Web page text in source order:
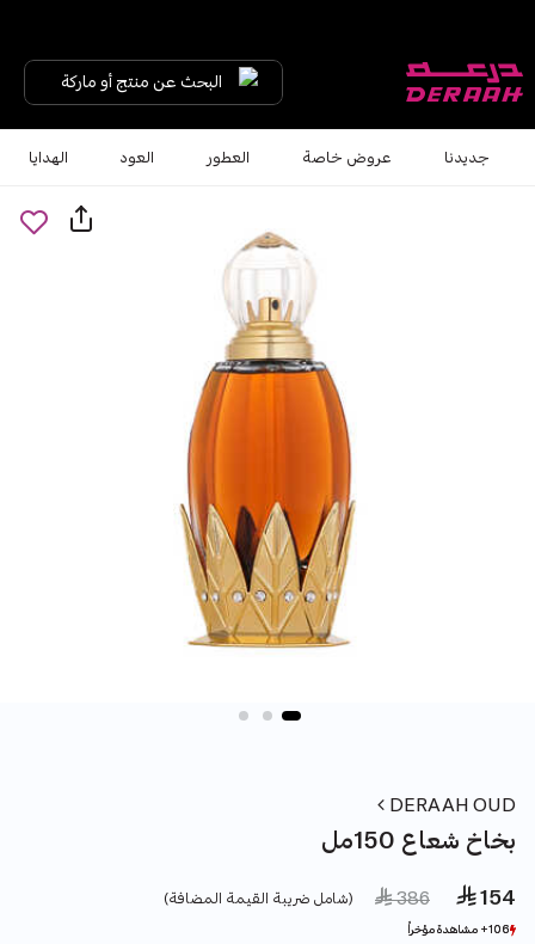
البحث عن منتج أو ماركة
جديدنا عروض خاصة العطور العود الهدايا
DERAAH OUD
بخاخ شعاع 150مل
 154
Price reduced from
 386
to (شامل ضريبة القيمة المضافة)
106+ مشاهدة مؤخراً
106+ مشاهدة مؤخراً